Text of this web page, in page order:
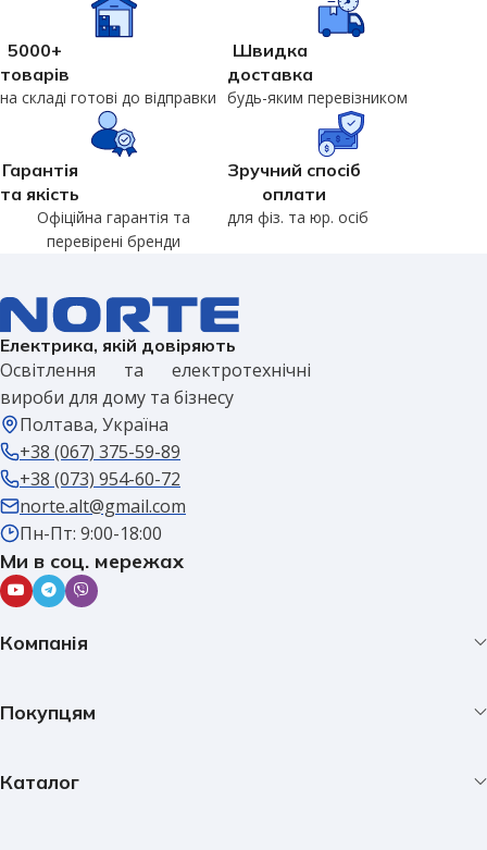
5000+
товарів
на складі готові до відправки
Швидка
доставка
будь-яким перевізником
Гарантія
та якість
Офіційна гарантія та
перевірені бренди
Зручний спосіб
оплати
для фіз. та юр. осіб
Електрика, якій довіряють
Освітлення та електротехнічні
вироби для дому та бізнесу
Полтава, Україна
+38 (067) 375-59-89
+38 (073) 954-60-72
norte.alt@gmail.com
Пн-Пт: 9:00-18:00
Ми в соц. мережах
Компанія
Покупцям
Каталог